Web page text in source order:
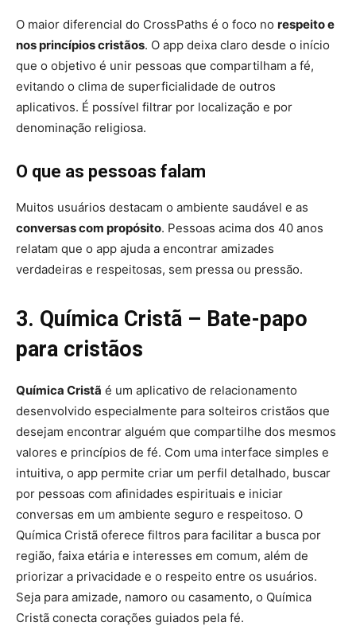
O maior diferencial do CrossPaths é o foco no respeito e
nos princípios cristãos. O app deixa claro desde o início
que o objetivo é unir pessoas que compartilham a fé,
evitando o clima de superficialidade de outros
aplicativos. É possível filtrar por localização e por
denominação religiosa.
O que as pessoas falam
Muitos usuários destacam o ambiente saudável e as
conversas com propósito. Pessoas acima dos 40 anos
relatam que o app ajuda a encontrar amizades
verdadeiras e respeitosas, sem pressa ou pressão.
3. Química Cristã – Bate-papo
para cristãos
Química Cristã é um aplicativo de relacionamento
desenvolvido especialmente para solteiros cristãos que
desejam encontrar alguém que compartilhe dos mesmos
valores e princípios de fé. Com uma interface simples e
intuitiva, o app permite criar um perfil detalhado, buscar
por pessoas com afinidades espirituais e iniciar
conversas em um ambiente seguro e respeitoso. O
Química Cristã oferece filtros para facilitar a busca por
região, faixa etária e interesses em comum, além de
priorizar a privacidade e o respeito entre os usuários.
Seja para amizade, namoro ou casamento, o Química
Cristã conecta corações guiados pela fé.